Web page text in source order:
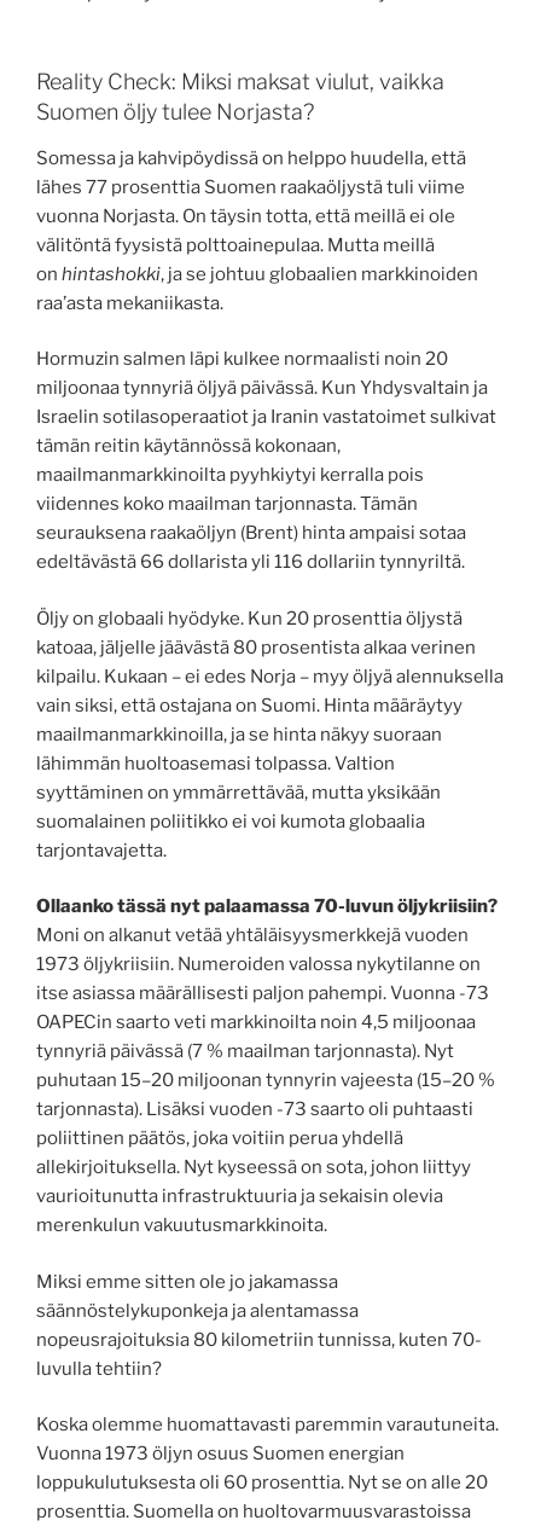
Reality Check: Miksi maksat viulut, vaikka
Suomen öljy tulee Norjasta?
Somessa ja kahvipöydissä on helppo huudella, että
lähes 77 prosenttia Suomen raakaöljystä tuli viime
vuonna Norjasta. On täysin totta, että meillä ei ole
välitöntä fyysistä polttoainepulaa. Mutta meillä
on hintashokki, ja se johtuu globaalien markkinoiden
raa’asta mekaniikasta.
Hormuzin salmen läpi kulkee normaalisti noin 20
miljoonaa tynnyriä öljyä päivässä. Kun Yhdysvaltain ja
Israelin sotilasoperaatiot ja Iranin vastatoimet sulkivat
tämän reitin käytännössä kokonaan,
maailmanmarkkinoilta pyyhkiytyi kerralla pois
viidennes koko maailman tarjonnasta. Tämän
seurauksena raakaöljyn (Brent) hinta ampaisi sotaa
edeltävästä 66 dollarista yli 116 dollariin tynnyriltä.
Öljy on globaali hyödyke. Kun 20 prosenttia öljystä
katoaa, jäljelle jäävästä 80 prosentista alkaa verinen
kilpailu. Kukaan – ei edes Norja – myy öljyä alennuksella
vain siksi, että ostajana on Suomi. Hinta määräytyy
maailmanmarkkinoilla, ja se hinta näkyy suoraan
lähimmän huoltoasemasi tolpassa. Valtion
syyttäminen on ymmärrettävää, mutta yksikään
suomalainen poliitikko ei voi kumota globaalia
tarjontavajetta.
Ollaanko tässä nyt palaamassa 70-luvun öljykriisiin?
Moni on alkanut vetää yhtäläisyysmerkkejä vuoden
1973 öljykriisiin. Numeroiden valossa nykytilanne on
itse asiassa määrällisesti paljon pahempi. Vuonna -73
OAPECin saarto veti markkinoilta noin 4,5 miljoonaa
tynnyriä päivässä (7 % maailman tarjonnasta). Nyt
puhutaan 15–20 miljoonan tynnyrin vajeesta (15–20 %
tarjonnasta). Lisäksi vuoden -73 saarto oli puhtaasti
poliittinen päätös, joka voitiin perua yhdellä
allekirjoituksella. Nyt kyseessä on sota, johon liittyy
vaurioitunutta infrastruktuuria ja sekaisin olevia
merenkulun vakuutusmarkkinoita.
Miksi emme sitten ole jo jakamassa
säännöstelykuponkeja ja alentamassa
nopeusrajoituksia 80 kilometriin tunnissa, kuten 70-
luvulla tehtiin?
Koska olemme huomattavasti paremmin varautuneita.
Vuonna 1973 öljyn osuus Suomen energian
loppukulutuksesta oli 60 prosenttia. Nyt se on alle 20
prosenttia. Suomella on huoltovarmuusvarastoissa